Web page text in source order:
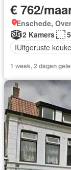
€ 762/
Enschede,
2 Kamers
IUitgeruste
1 week, 2 dagen